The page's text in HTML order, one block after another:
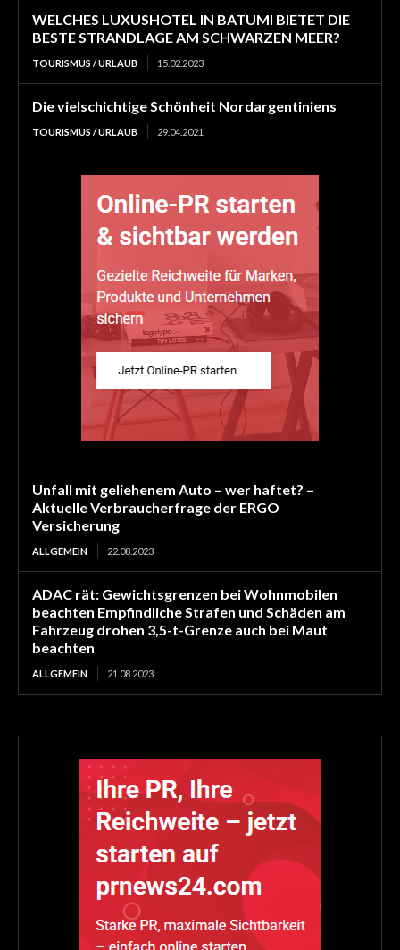
WELCHES LUXUSHOTEL IN BATUMI BIETET DIE
BESTE STRANDLAGE AM SCHWARZEN MEER?
TOURISMUS / URLAUB 15.02.2023
Die vielschichtige Schönheit Nordargentiniens
TOURISMUS / URLAUB 29.04.2021
Unfall mit geliehenem Auto – wer haftet? –
Aktuelle Verbraucherfrage der ERGO
Versicherung
ALLGEMEIN 22.08.2023
ADAC rät: Gewichtsgrenzen bei Wohnmobilen
beachten Empfindliche Strafen und Schäden am
Fahrzeug drohen 3,5-t-Grenze auch bei Maut
beachten
ALLGEMEIN 21.08.2023